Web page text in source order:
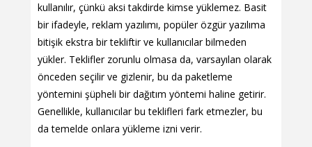
kullanılır, çünkü aksi takdirde kimse yüklemez. Basit
bir ifadeyle, reklam yazılımı, popüler özgür yazılıma
bitişik ekstra bir tekliftir ve kullanıcılar bilmeden
yükler. Teklifler zorunlu olmasa da, varsayılan olarak
önceden seçilir ve gizlenir, bu da paketleme
yöntemini şüpheli bir dağıtım yöntemi haline getirir.
Genellikle, kullanıcılar bu teklifleri fark etmezler, bu
da temelde onlara yükleme izni verir.